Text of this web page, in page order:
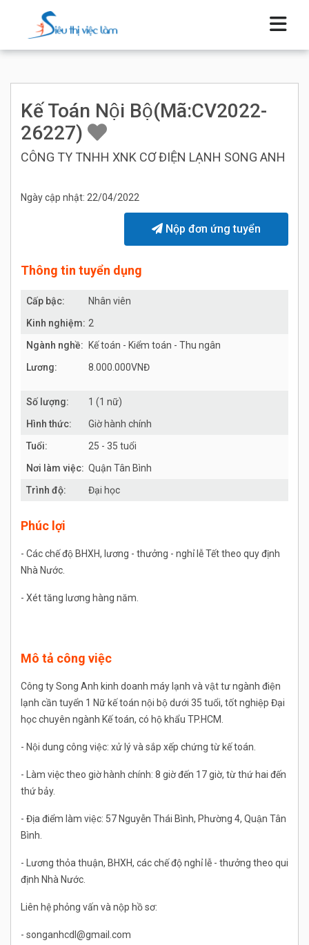
Kế Toán Nội Bộ(Mã:CV2022-
26227)
CÔNG TY TNHH XNK CƠ ĐIỆN LẠNH SONG ANH
Ngày cập nhật: 22/04/2022
Nộp đơn ứng tuyển
Thông tin tuyển dụng
Cấp bậc:
Nhân viên
Kinh nghiệm: 2
Ngành nghề:
Kế toán - Kiểm toán - Thu ngân
Lương:
8.000.000VNĐ
Số lượng:
1 (1 nữ)
Hình thức:
Giờ hành chính
Tuổi:
25 - 35 tuổi
Nơi làm việc: Quận Tân Bình
Trình độ:
Đại học
Phúc lợi
- Các chế độ BHXH, lương - thưởng - nghỉ lễ Tết theo quy định
Nhà Nước.
- Xét tăng lương hàng năm.
Mô tả công việc
Công ty Song Anh kinh doanh máy lạnh và vật tư ngành điện
lạnh cần tuyển 1 Nữ kế toán nội bộ dưới 35 tuổi, tốt nghiệp Đại
học chuyên ngành Kế toán, có hộ khẩu TP.HCM.
- Nội dung công việc: xử lý và sắp xếp chứng từ kế toán.
- Làm việc theo giờ hành chính: 8 giờ đến 17 giờ, từ thứ hai đến
thứ bảy.
- Địa điểm làm việc: 57 Nguyễn Thái Bình, Phường 4, Quận Tân
Bình.
- Lương thỏa thuận, BHXH, các chế độ nghỉ lễ - thưởng theo qui
định Nhà Nước.
Liên hệ phỏng vấn và nộp hồ sơ:
- songanhcdl@gmail.com